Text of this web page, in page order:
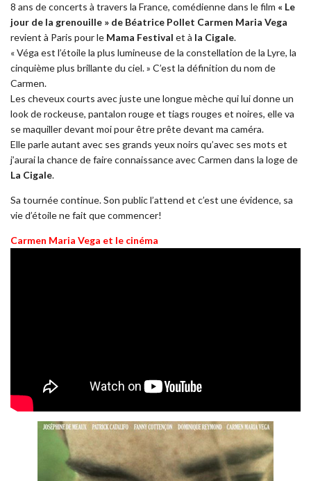
8 ans de concerts à travers la France, comédienne dans le film « Le
jour de la grenouille » de Béatrice Pollet Carmen Maria Vega
revient à Paris pour le Mama Festival et à la Cigale.
« Véga est l’étoile la plus lumineuse de la constellation de la Lyre, la
cinquième plus brillante du ciel. » C’est la définition du nom de
Carmen.
Les cheveux courts avec juste une longue mèche qui lui donne un
look de rockeuse, pantalon rouge et tiags rouges et noires, elle va
se maquiller devant moi pour être prête devant ma caméra.
Elle parle autant avec ses grands yeux noirs qu’avec ses mots et
j’aurai la chance de faire connaissance avec Carmen dans la loge de
La Cigale.
Sa tournée continue. Son public l’attend et c’est une évidence, sa
vie d’étoile ne fait que commencer!
Carmen Maria Vega et le cinéma